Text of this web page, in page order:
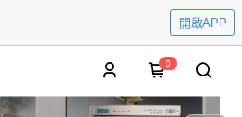
開啟APP
0